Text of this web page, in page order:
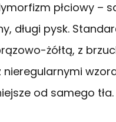
płciowy –
długi pysk.
żółtą, z
nieregularnymi
od samego tła.